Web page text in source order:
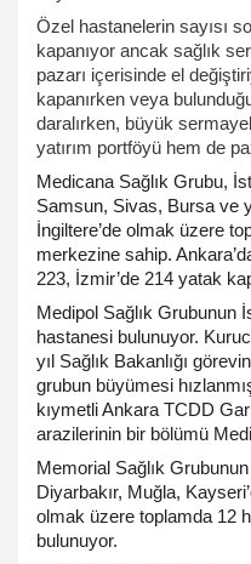
Özel hastanelerin sayısı
kapanıyor ancak sağlık
pazarı içerisinde el
kapanırken veya
daralırken, büyük
yatırım portföyü hem de
Medicana Sağlık Grubu,
Samsun, Sivas, Bursa ve
İngiltere’de olmak üzere
merkezine sahip.
223, İzmir’de 214 yatak
Medipol Sağlık Grubunun
hastanesi bulunuyor.
yıl Sağlık Bakanlığı
grubun büyümesi
kıymetli Ankara TCDD
arazilerinin bir bölümü
Memorial Sağlık
Diyarbakır, Muğla,
olmak üzere toplamda 12
bulunuyor.